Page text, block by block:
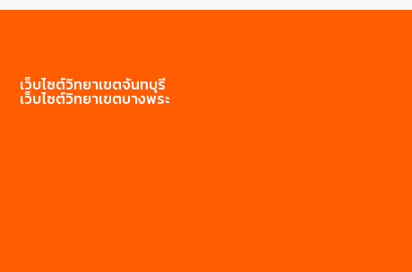
เว็บไซต์วิทยาเขตจันทบุรี
เว็บไซต์วิทยาเขตบางพระ